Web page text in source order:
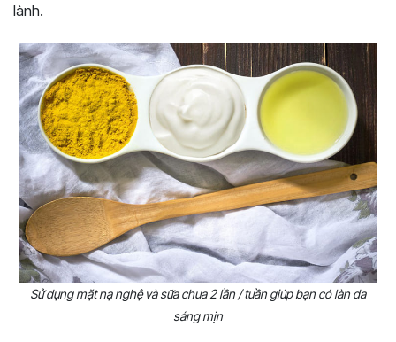
lành.
Sử dụng mặt nạ nghệ và sữa chua 2 lần / tuần giúp bạn có làn da
sáng mịn